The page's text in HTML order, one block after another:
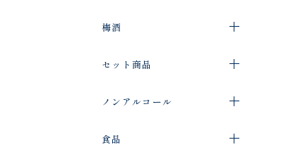
梅酒
セット商品
ノンアルコール
食品